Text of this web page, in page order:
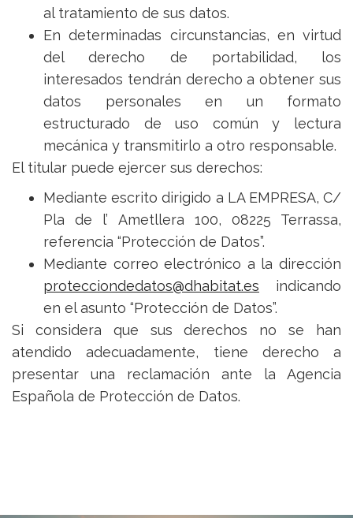
al tratamiento de sus datos.
En determinadas circunstancias, en virtud
del derecho de portabilidad, los
interesados tendrán derecho a obtener sus
datos personales en un formato
estructurado de uso común y lectura
mecánica y transmitirlo a otro responsable.
El titular puede ejercer sus derechos:
Mediante escrito dirigido a LA EMPRESA, C/
Pla de l’ Ametllera 100, 08225 Terrassa,
referencia “Protección de Datos”.
Mediante correo electrónico a la dirección
protecciondedatos@dhabitat.es indicando
en el asunto “Protección de Datos”.
Si considera que sus derechos no se han
atendido adecuadamente, tiene derecho a
presentar una reclamación ante la Agencia
Española de Protección de Datos.